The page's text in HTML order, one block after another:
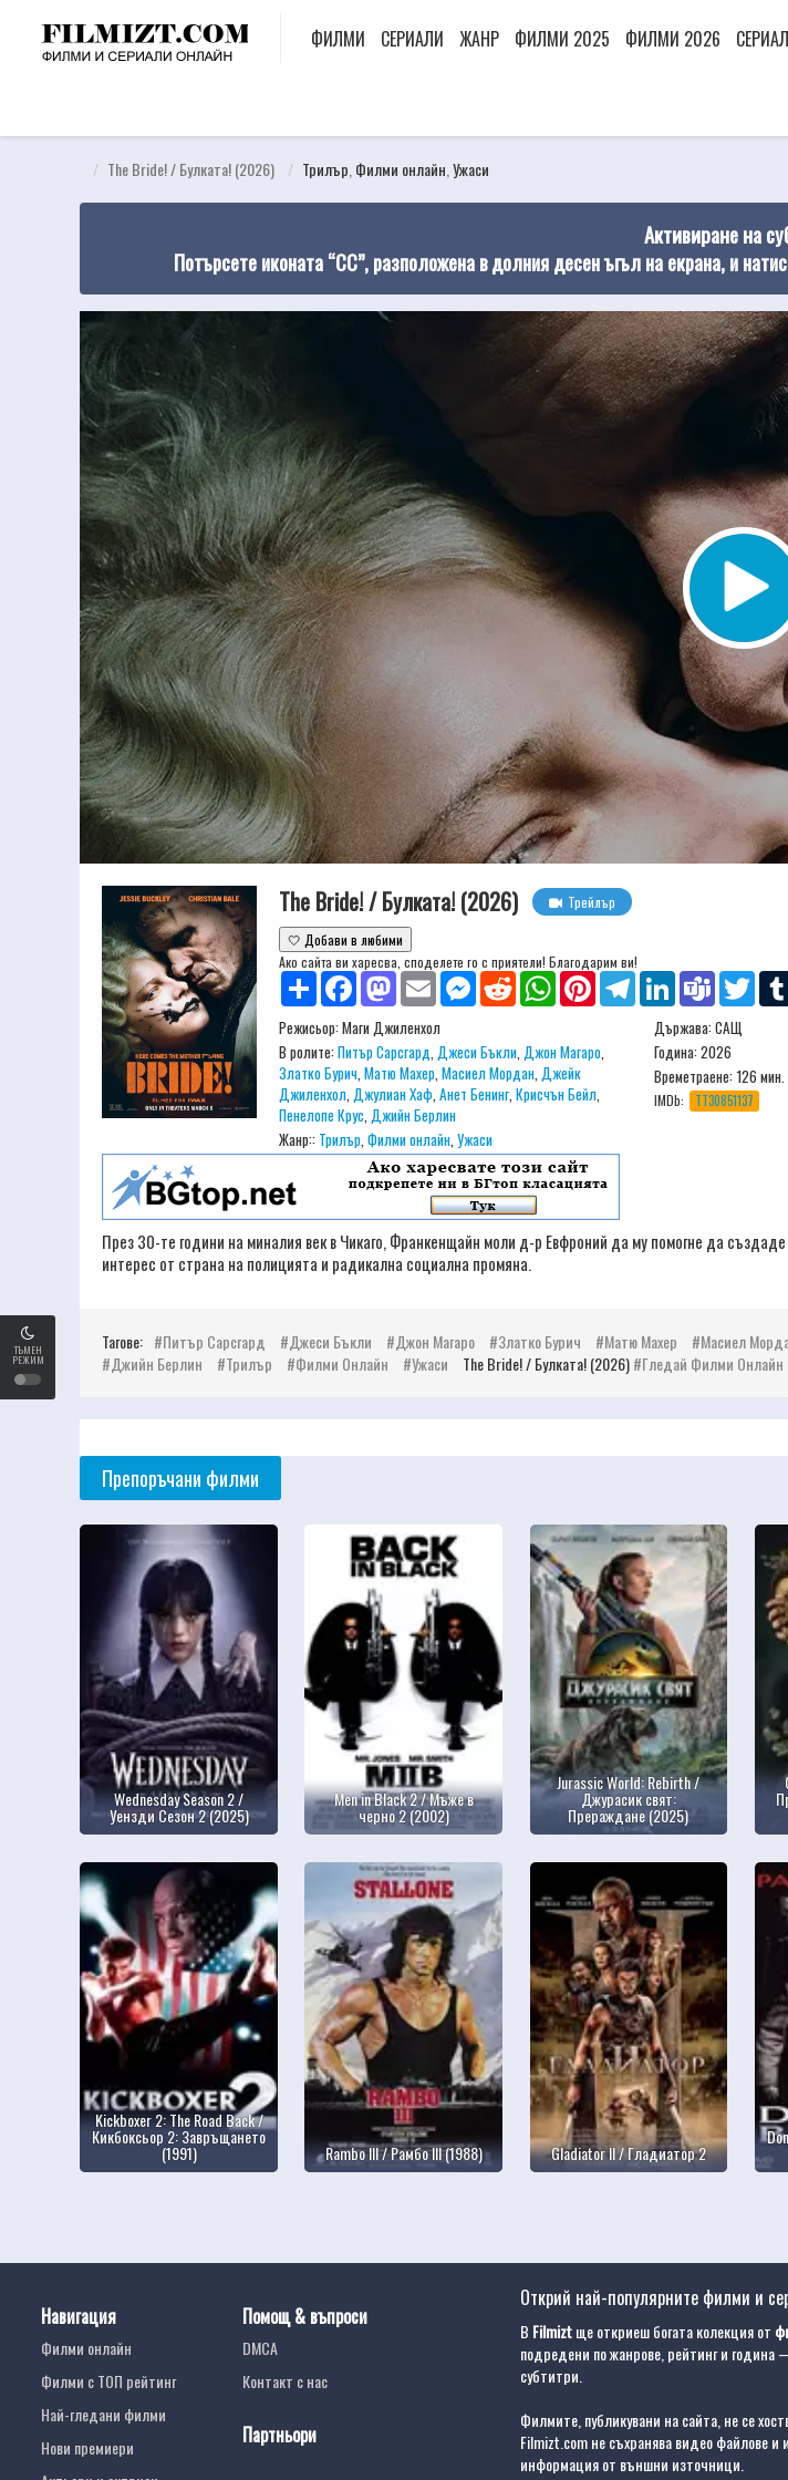
ТЪМЕН
РЕЖИМ
ФИЛМИ СЕРИАЛИ ЖАНР ФИЛМИ 2025 ФИЛМИ 2026
The Bride! / Булката! (2026) Трилър Филми онлайн Ужаси
Активиране на
Потърсете иконата “CC”, разположена в долния десен ъгъл на екрана, и
The Bride! / Булката! (2026)
Трейлър
🤍 Добави в любими
Ако сайта ви харесва, споделете го с приятели! Благодарим ви!
Share
FacebookMastodonEmail MessengerReddit WhatsAppPinterestTelegramLinkedIn Teams Twitter
Режисьор:Маги Джиленхол
В ролите:Питър Сарсгард,Джеси Бъкли,Джон Магаро,
Златко Бурич,Матю Махер,Масиел Мордан,Джейк
Джиленхол,Джулиан Хаф,Анет Бенинг,Крисчън Бейл,
Пенелопе Крус,Джийн Берлин
Жанр:: Трилър,Филми онлайн,Ужаси
Държава: САЩ
Година: 2026
Времетраене:126 мин.
IMDb: TT30851137
През 30-те години на миналия век в Чикаго, Франкенщайн моли д-р Евфроний да му помогне да
интерес от страна на полицията и радикална социална промяна.
Тагове: Питър Сарсгард Джеси Бъкли Джон Магаро Златко Бурич Матю Махер Масиел
Джийн Берлин
Трилър Филми Онлайн Ужаси The Bride! / Булката! (2026) Гледай Филми Онлайн
Препоръчани филми
Wednesday Season 2 /
Уензди Сезон 2 (2025)
Men in Black 2 / Мъже в
черно 2 (2002)
Jurassic World: Rebirth /
Джурасик свят:
Прераждане (2025)
Kickboxer 2: The Road Back /
Кикбоксьор 2: Завръщането
(1991) Rambo III / Рамбо III (1988) Gladiator II / Гладиатор 2
Навигация
Филми онлайн
Филми с ТОП рейтинг
Най-гледани филми
Нови премиери
Помощ & въпроси
DMCA
Контакт с нас
Партньори
Открий най-популярните филми и
В Filmiztще откриеш богата колекция от
подредени по жанрове, рейтинг и година
субтитри.
Филмите, публикувани на сайта, не се
Filmizt.com не съхранява видео файлове и
информация от външни източници.